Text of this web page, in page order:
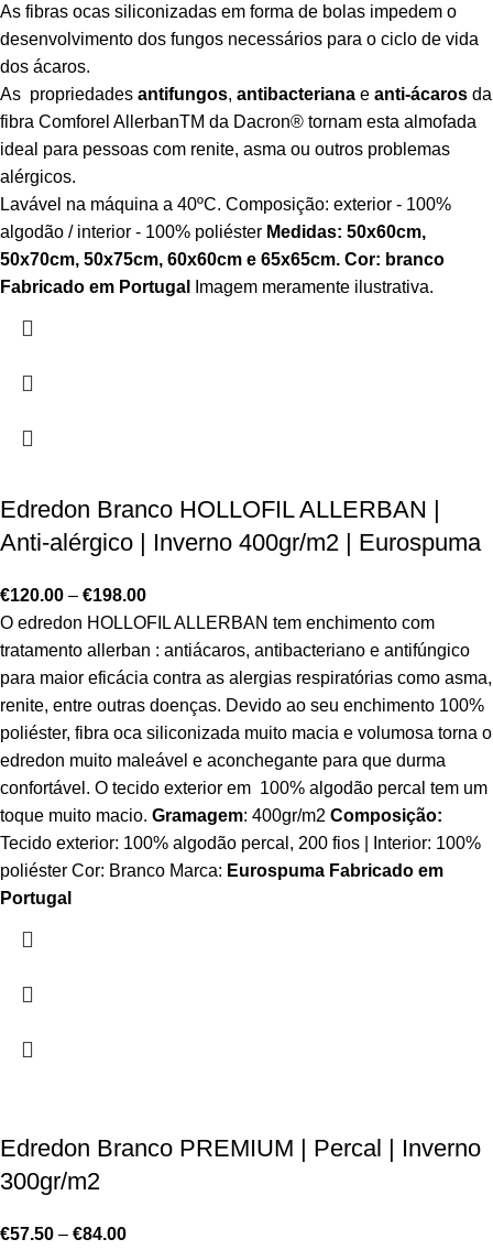
As fibras ocas siliconizadas em forma de bolas impedem o
desenvolvimento dos fungos necessários para o ciclo de vida
dos ácaros.
As propriedades antifungos, antibacteriana e anti-ácaros da
fibra Comforel AllerbanTM da Dacron® tornam esta almofada
ideal para pessoas com renite, asma ou outros problemas
alérgicos.
Lavável na máquina a 40ºC. Composição: exterior - 100%
algodão / interior - 100% poliéster Medidas: 50x60cm,
50x70cm, 50x75cm, 60x60cm e 65x65cm. Cor: branco
Fabricado em Portugal
Imagem meramente ilustrativa.
Edredon Branco HOLLOFIL ALLERBAN |
Anti-alérgico | Inverno 400gr/m2 | Eurospuma
€120.00 – €198.00
O edredon HOLLOFIL ALLERBAN tem enchimento com
tratamento allerban : antiácaros, antibacteriano e antifúngico
para maior eficácia contra as alergias respiratórias como asma,
renite, entre outras doenças. Devido ao seu enchimento 100%
poliéster, fibra oca siliconizada muito macia e volumosa torna o
edredon muito maleável e aconchegante para que durma
confortável. O tecido exterior em 100% algodão percal tem um
toque muito macio. Gramagem: 400gr/m2 Composição:
Tecido exterior: 100% algodão percal, 200 fios | Interior: 100%
poliéster Cor: Branco Marca: Eurospuma Fabricado em
Portugal
Edredon Branco PREMIUM | Percal | Inverno
300gr/m2
€57.50 – €84.00